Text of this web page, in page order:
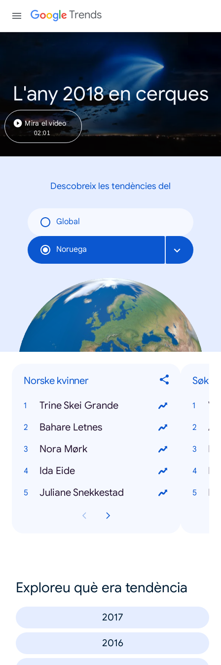
Trends
L'any 2018 en cerques
Mira el vídeo
02:01
Descobreix les tendències del
Global
Noruega
Norske kvinner
Trine Skei Grande
Bahare Letnes
Nora Mørk
Ida Eide
Juliane Snekkestad
Søk
Exploreu què era tendència
2017
2016